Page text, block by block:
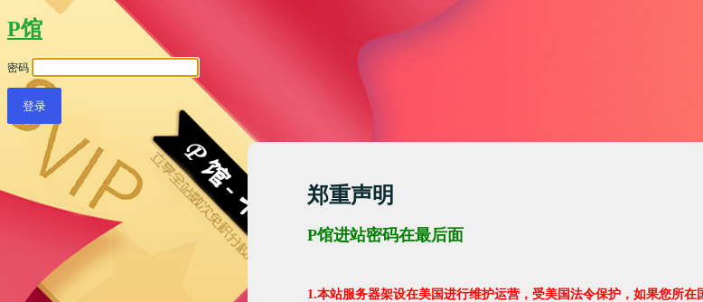
P馆
密码
郑重声明
P馆进站密码在最后面
1.本站服务器架设在美国进行维护运营，受美国法令保护，如果您所